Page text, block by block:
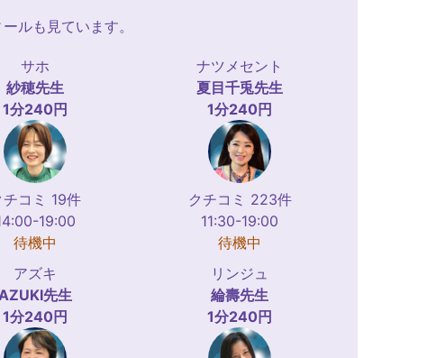
ルも見ています。
サホ
紗穂先生
1分240円
チコミ 19件
19:00
待機中
ナツメセント
夏目千兎先生
1分240円
クチコミ 223件
11:30-19:00
待機中
アズキ
AZUKI先生
1分240円
リンジュ
綸壽先生
1分240円